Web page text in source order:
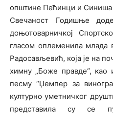
општине Пећинци и
Свечаност Годишње
доњотоварничкој
гласом оплеменила млада
Радосављевић, која је на
химну „Боже правде“, као
песму “Џемпер за
културно уметничког
представила су се